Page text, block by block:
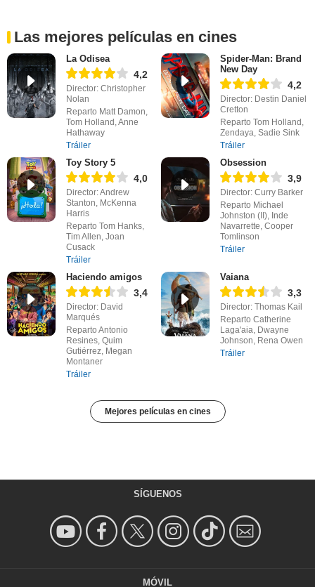
Las mejores películas en cines
La Odisea
4,2
Director: Christopher
Nolan
Reparto Matt Damon,
Tom Holland, Anne
Hathaway
Tráiler
Spider-Man: Brand
New Day
4,2
Director: Destin Daniel
Cretton
Reparto Tom Holland,
Zendaya, Sadie Sink
Tráiler
Toy Story 5
4,0
Director: Andrew
Stanton, McKenna
Harris
Reparto Tom Hanks,
Tim Allen, Joan
Cusack
Tráiler
Obsession
3,9
Director: Curry Barker
Reparto Michael
Johnston (II), Inde
Navarrette, Cooper
Tomlinson
Tráiler
Haciendo amigos
3,4
Director: David
Marqués
Reparto Antonio
Resines, Quim
Gutiérrez, Megan
Montaner
Tráiler
Vaiana
3,3
Director: Thomas Kail
Reparto Catherine
Laga'aia, Dwayne
Johnson, Rena Owen
Tráiler
Mejores películas en cines
SÍGUENOS
MÓVIL